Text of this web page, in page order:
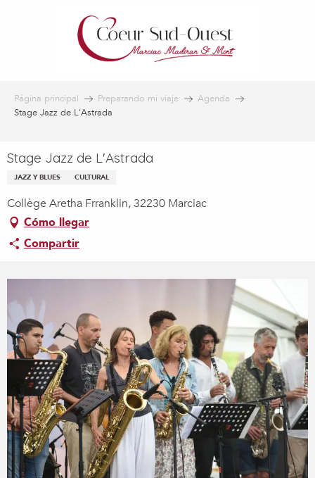
Página principal Preparando mi viaje
Agenda
Stage Jazz de L'Astrada
Stage Jazz de L'Astrada
JAZZ Y BLUES CULTURAL
Collège Aretha Frranklin, 32230 Marciac
Cómo llegar
Compartir